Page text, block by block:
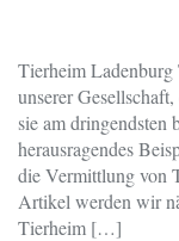
Tierheim
unserer
sie am dringendsten
herausragendes
die Vermittlung von
Artikel werden wir
Tierheim […]